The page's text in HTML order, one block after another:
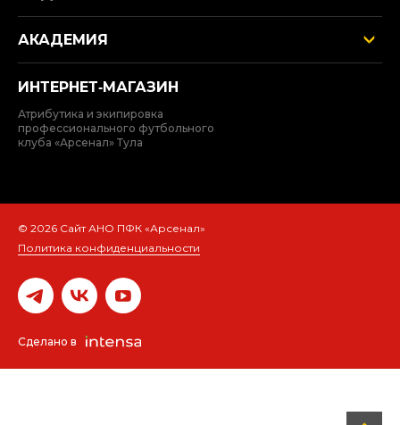
АКАДЕМИЯ
ИНТЕРНЕТ‑МАГАЗИН
Атрибутика и экипировка
профессионального футбольного
клуба «Арсенал» Тула
© 2026 Сайт АНО ПФК «Арсенал»
Политика конфиденциальности
Сделано в